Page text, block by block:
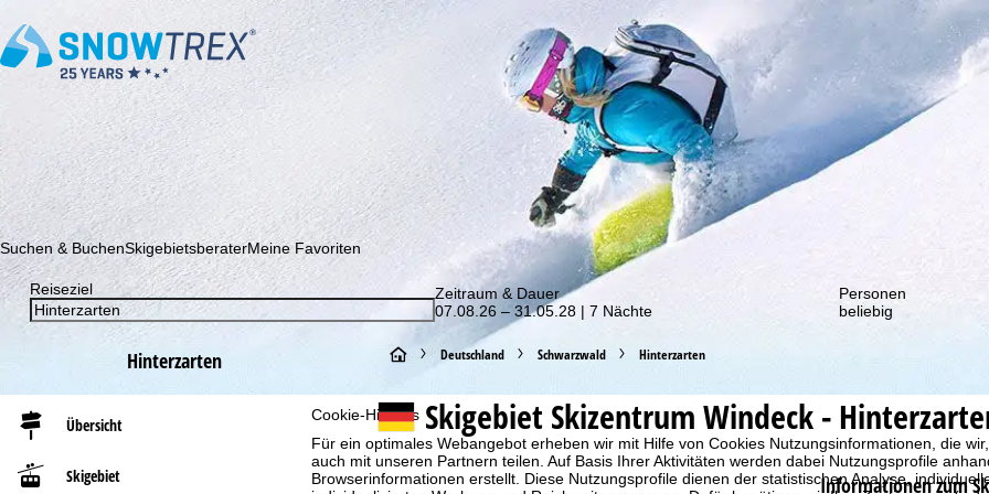
Cookie-Hinweis
Für ein optimales Webangebot erheben wir mit Hilfe von Cookies Nutzungsinformationen, die
auch mit unseren Partnern teilen. Auf Basis Ihrer Aktivitäten werden dabei Nutzungsprofile
Browserinformationen erstellt. Diese Nutzungsprofile dienen der statistischen Analyse,
Abonnieren Sie unseren Newsletter und erfahren Sie als Erster von unseren Rabatt-Aktionen!
Suchen & BuchenSkigebietsberaterMeine Favoriten
Reiseziel
Zeitraum & Dauer
07.08.26 – 31.05.28 | 7 Nächte
Personen
beliebig
Hinterzarten
Übersicht
Skigebiet
S
t
a
r
Deutschland Schwarzwald Hinterzarten
SkigebietSkizentrum Windeck -
Informationen zum